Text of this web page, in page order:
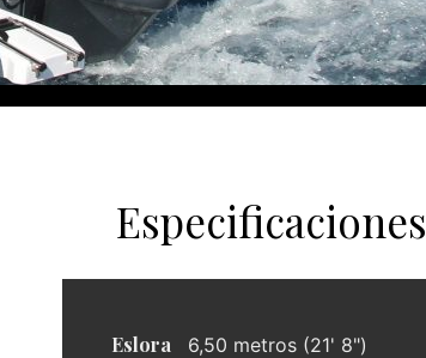
Especificaciones
Eslora 6,50 metros (21' 8")